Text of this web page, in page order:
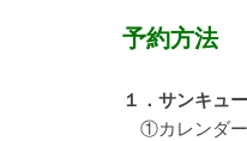
予約方法
１．サンキュ
①カレンダー